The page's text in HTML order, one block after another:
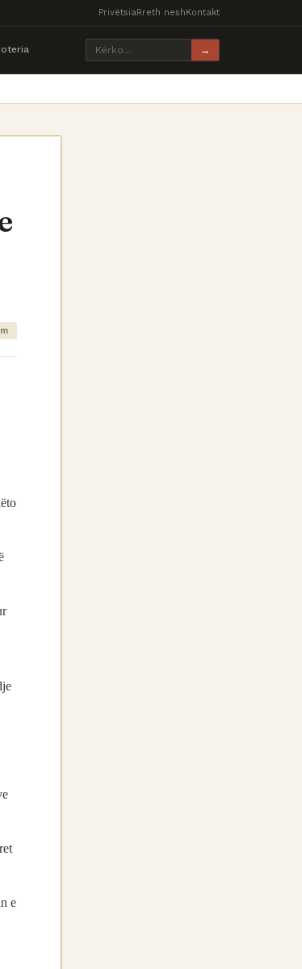
PrivëtsiaRreth neshKontakt
→
e